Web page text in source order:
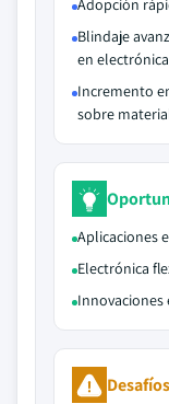
Adopción
Blindaje
en electrónica
Incremento
sobre
Aplicaciones
Electrónica
Innovaciones
Desafíos